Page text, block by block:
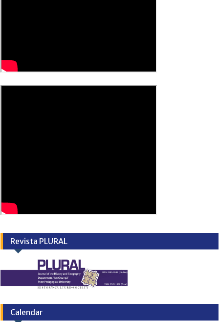
Revista PLURAL
Calendar